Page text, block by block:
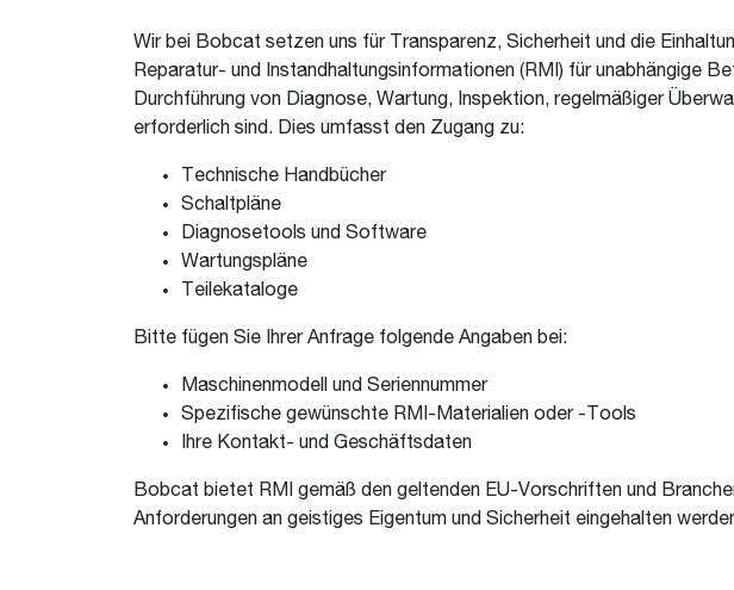
Wir bei Bobcat setzen uns für Transparenz, Sicherheit und die
Reparatur- und Instandhaltungsinformationen (RMI) für unabhängige
Durchführung von Diagnose, Wartung, Inspektion, regelmäßiger
erforderlich sind. Dies umfasst den Zugang zu:
Technische Handbücher
Schaltpläne
Diagnosetools und Software
Wartungspläne
Teilekataloge
Bitte fügen Sie Ihrer Anfrage folgende Angaben bei:
Maschinenmodell und Seriennummer
Spezifische gewünschte RMI-Materialien oder -Tools
Ihre Kontakt- und Geschäftsdaten
Bobcat bietet RMI gemäß den geltenden EU-Vorschriften und
Anforderungen an geistiges Eigentum und Sicherheit eingehalten